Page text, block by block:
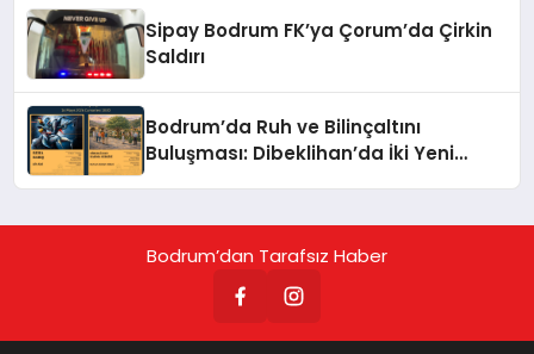
Sipay Bodrum FK’ya Çorum’da Çirkin
Saldırı
Bodrum’da Ruh ve Bilinçaltını
Buluşması: Dibeklihan’da İki Yeni
Bodrum’dan Tarafsız Haber